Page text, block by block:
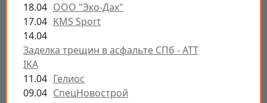
18.04 ООО "Эко-Дах"
17.04 KMS Sport
14.04
Заделка трещин в асфальте СПб - ATT
IKA
11.04 Гелиос
09.04 СпецНовострой